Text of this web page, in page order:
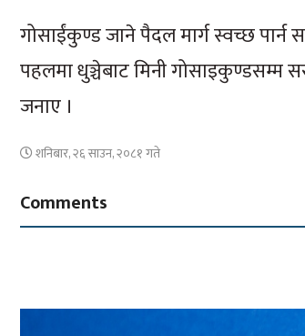
गोसाईंकुण्ड जाने पैदल मार्ग स्वच्छ
पहलमा धुञ्चेबाट मिनी गोसाइकुण्डसम्म
जनाए ।
शनिबार, २६ साउन, २०८१ गते
Comments